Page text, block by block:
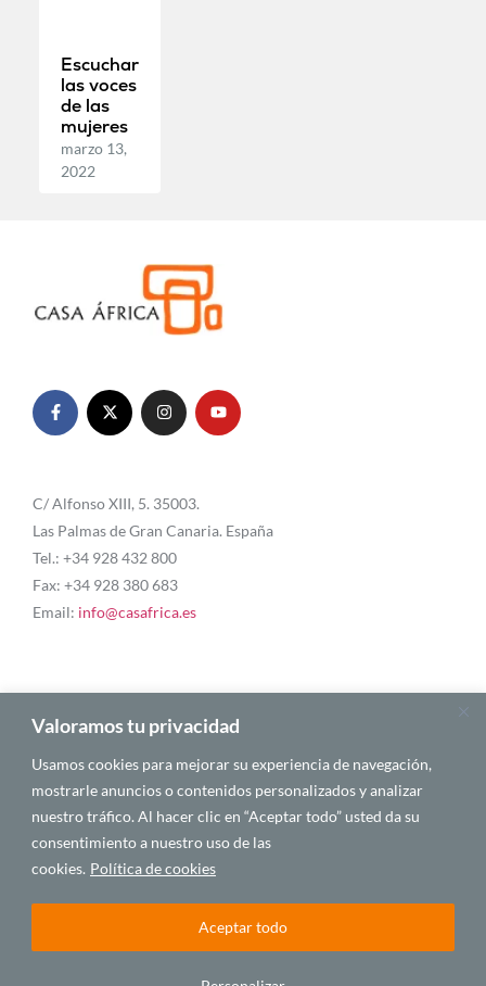
Valoramos tu privacidad
Usamos cookies para mejorar su experiencia de navegación,
mostrarle anuncios o contenidos personalizados y analizar
nuestro tráfico. Al hacer clic en “Aceptar todo” usted da su
consentimiento a nuestro uso de las
cookies. Política de cookies
Aceptar todo
Escuchar
las voces
de las
mujeres
marzo 13,
2022
C/ Alfonso XIII, 5. 35003.
Las Palmas de Gran Canaria. España
Tel.: +34 928 432 800
Fax: +34 928 380 683
Email: info@casafrica.es
Blog
Quiénes somos
Autores
Español